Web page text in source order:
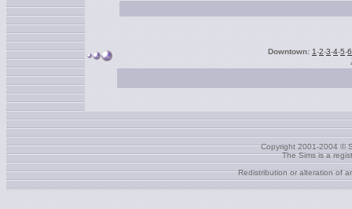
Downtown: 1-2-3-4-5-6
Copyright 2001-2004 ©
The Sims is a
Redistribution or alteration of